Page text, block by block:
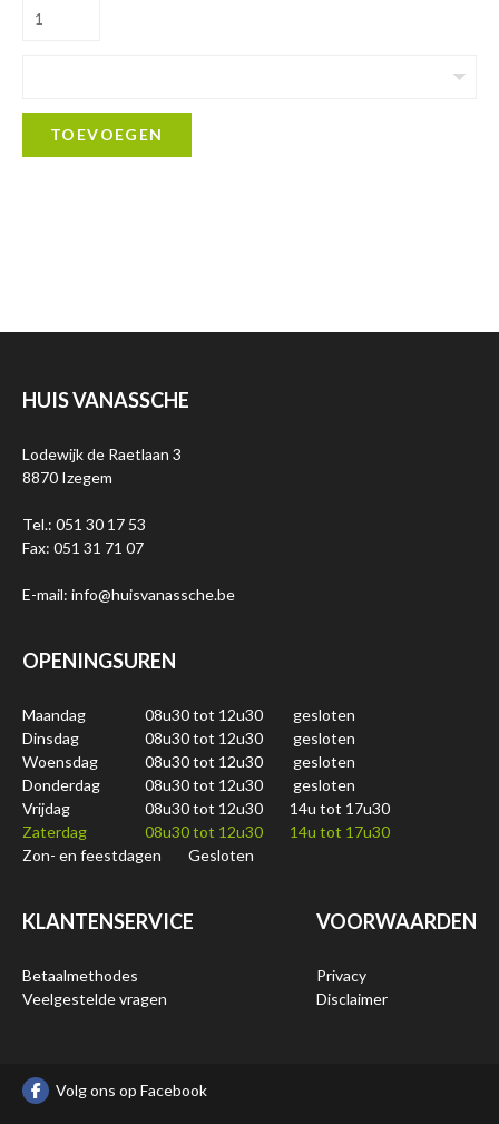
TOEVOEGEN
HUIS VANASSCHE
Lodewijk de Raetlaan 3
8870 Izegem
Tel.: 051 30 17 53
Fax: 051 31 71 07
E-mail: info@huisvanassche.be
OPENINGSUREN
Maandag 08u30 tot 12u30
gesloten
Dinsdag
08u30 tot 12u30
gesloten
Woensdag
08u30 tot 12u30
gesloten
Donderdag
08u30 tot 12u30
gesloten
Vrijdag
08u30 tot 12u30
14u tot 17u30
Zaterdag
08u30 tot 12u30
14u tot 17u30
Zon- en feestdagen
Gesloten
KLANTENSERVICE
Betaalmethodes
Veelgestelde vragen
VOORWAARDEN
Privacy
Disclaimer
Volg ons op Facebook